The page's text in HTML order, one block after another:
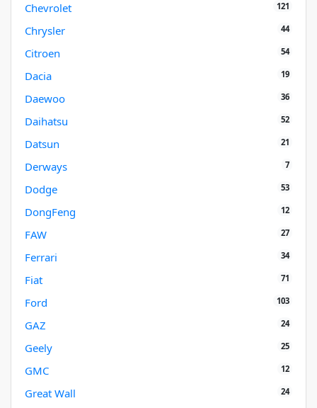
Chevrolet 121
Chrysler 44
Citroen 54
Dacia 19
Daewoo 36
Daihatsu 52
Datsun 21
Derways 7
Dodge 53
DongFeng 12
FAW 27
Ferrari 34
Fiat 71
Ford 103
GAZ 24
Geely 25
GMC 12
Great Wall 24